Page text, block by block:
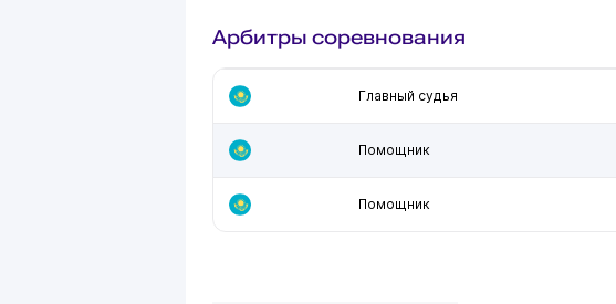
Арбитры соревнования
Главный судья
Помощник
Помощник